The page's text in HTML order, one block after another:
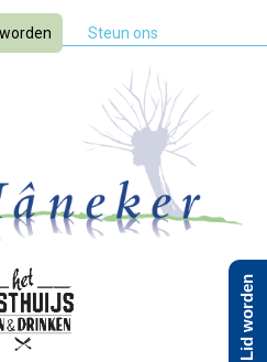
Steun ons
Lid worden